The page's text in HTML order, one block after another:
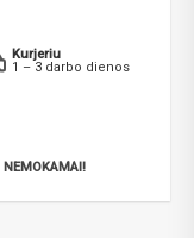
Kurjeriu
1 – 3 darbo dienos
NEMOKAMAI!